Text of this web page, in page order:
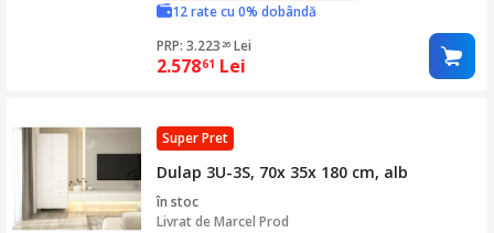
12 rate cu 0% dobândă
PRP: 3.223 26 Lei
2.57861 Lei
Super Pret
Dulap 3U-3S, 70x 35x 180 cm, alb
în stoc
Livrat deMarcel Prod